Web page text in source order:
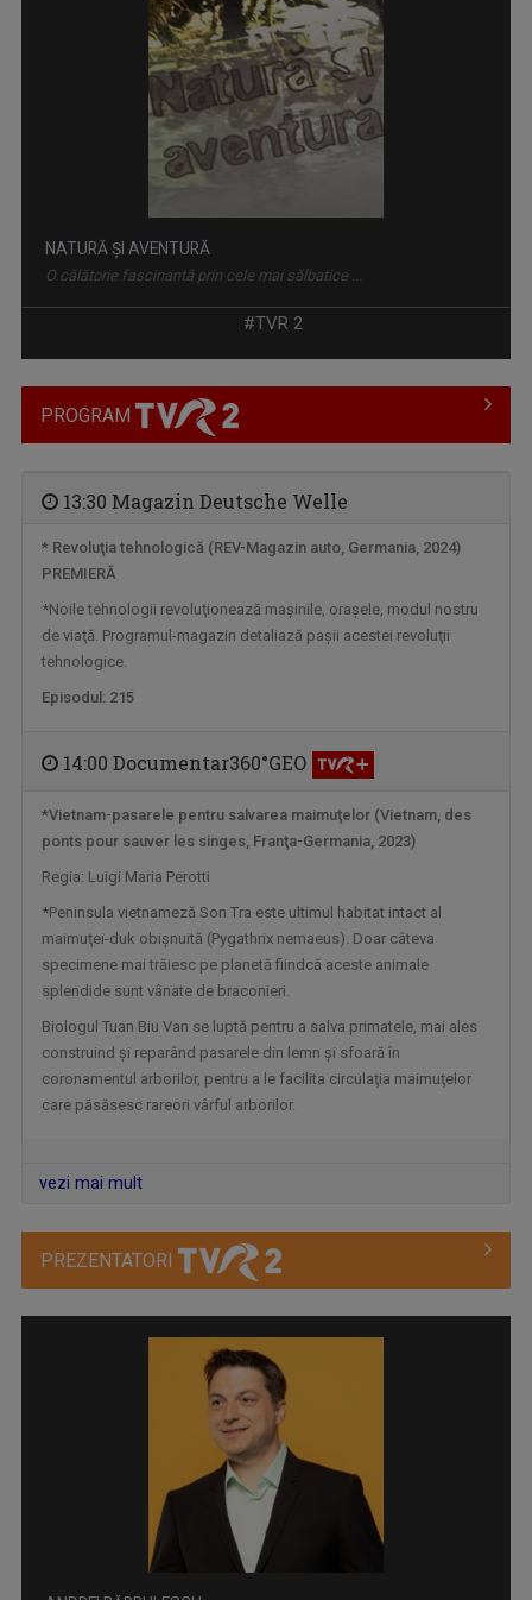
TONOMATUL DP2
În fiecare seară de luni până joi, Studioul ...
În fiecare sâmbătă dimineaţa, la ora 10.00, la ...
DRAG DE ROMÂNIA MEA!
Paul Surugiu-Fuego prezintă un show ...
TELEJURNALUL TVR 2
Zilnic, la ora 12.00, Telejurnalul TVR 2 ne ...
#TVR 2
PROGRAM
13:30 Magazin Deutsche Welle
* Revoluţia tehnologică (REV-Magazin auto, Germania, 2024)
PREMIERĂ
*Noile tehnologii revoluţionează maşinile, oraşele, modul nostru
de viaţă. Programul-magazin detaliază paşii acestei revoluţii
tehnologice.
Episodul: 215
14:00 Documentar360°GEO
*Vietnam-pasarele pentru salvarea maimuţelor (Vietnam, des
ponts pour sauver les singes, Franţa-Germania, 2023)
Regia: Luigi Maria Perotti
*Peninsula vietnameză Son Tra este ultimul habitat intact al
maimuţei-duk obişnuită (Pygathrix nemaeus). Doar câteva
specimene mai trăiesc pe planetă fiindcă aceste animale
splendide sunt vânate de braconieri.
Biologul Tuan Biu Van se luptă pentru a salva primatele, mai ales
construind şi reparând pasarele din lemn şi sfoară în
coronamentul arborilor, pentru a le facilita circulaţia maimuţelor
care păsăsesc rareori vârful arborilor.
vezi mai mult
PREZENTATORI